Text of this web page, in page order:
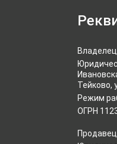
Тейково,
Режим
ОГРН